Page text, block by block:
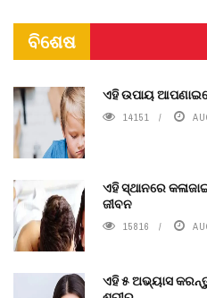
ବିଶେଷ
ଏହି ଉପାୟ
14151
ଏହି ସ୍ଥାନରେ
ଜୀବନ
15816
ଏହି ୫ ଅଭ୍ୟାସ